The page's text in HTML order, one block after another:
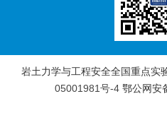
岩土力学与工程安全全国重点实
05001981号-4鄂公网安